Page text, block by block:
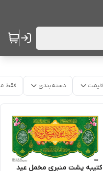
قیمت دسته‌بندی فقط
کتیبه پشت منبری مخمل عید